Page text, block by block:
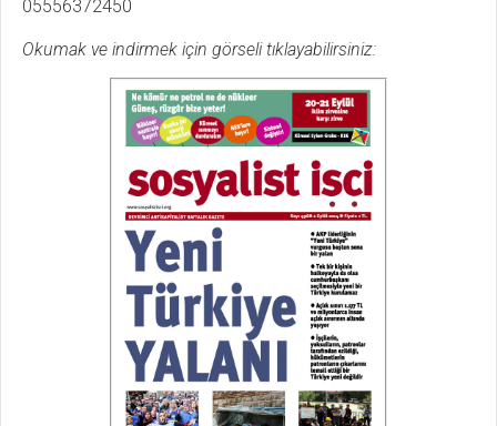
05556372450
Okumak ve indirmek için görseli tıklayabilirsiniz: